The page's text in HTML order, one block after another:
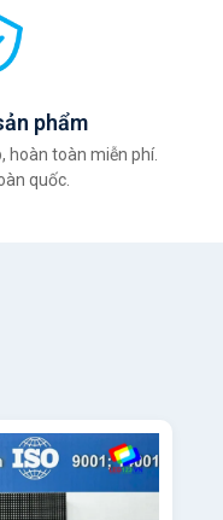
phẩm
hoàn toàn miễn phí.
quốc.